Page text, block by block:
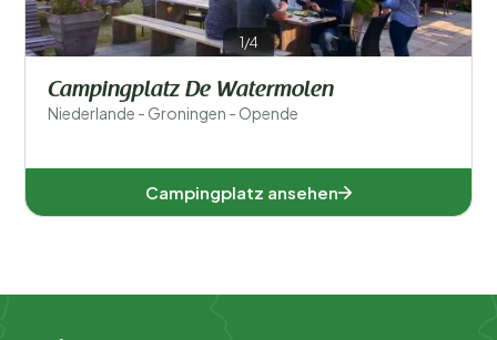
1/4
Campingplatz De Watermolen
Niederlande - Groningen - Opende
Campingplatz ansehen